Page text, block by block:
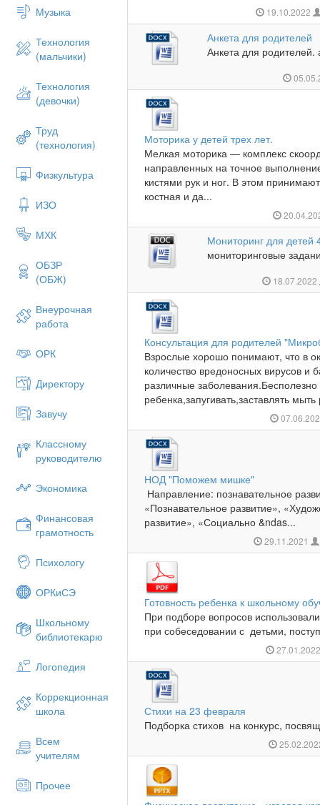
Музыка
Технология
(мальчики)
Технология
(девочки)
Труд
(технология)
Физкультура
ИЗО
МХК
ОБЗР
(ОБЖ)
Внеурочная
работа
ОРК
Директору
Завучу
Классному
руководителю
Экономика
Финансовая
грамотность
Психологу
ОРКиСЭ
Школьному
библиотекарю
Логопедия
Коррекционная
школа
Всем
учителям
Прочее
19.10.2022
Анкета для родителей
Анкета для
Моторика у детей трех лет.
Мелкая моторика — комплекс
направленных на точное
кистями рук и ног. В этом
костная и да...
Мониторинг для детей
мониторинговые
18.07.2022
Консультация для родителей
Взрослые хорошо понимают, что в
количество вредоносных вирусов и
различные заболевания.Бесполезно
ребенка,запугивать,заставлять мыть
НОД "Поможем мишке"
Направление: познавательное
«Познавательное развитие»,
развитие», «Социально &ndas...
29.11.2021
Готовность ребенка к школьному
При подборе вопросов
при собеседовании с детьми,
Стихи на 23 февраля
Подборка стихов на конкурс,